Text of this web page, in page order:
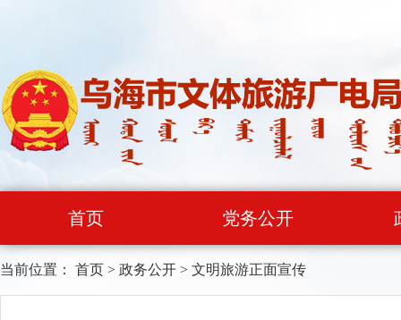
首页 党务公开
当前位置： 首页 > 政务公开 > 文明旅游正面宣传